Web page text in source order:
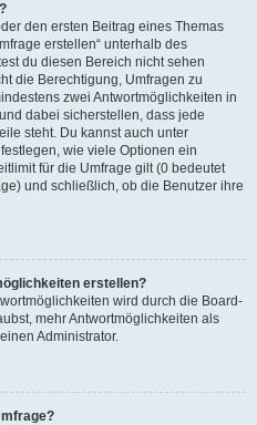
den ersten Beitrag eines Themas
erstellen“ unterhalb des
du diesen Bereich nicht sehen
die Berechtigung, Umfragen zu
zwei Antwortmöglichkeiten in
dabei sicherstellen, dass jede
steht. Du kannst auch unter
wie viele Optionen ein
für die Umfrage gilt (0 bedeutet
und schließlich, ob die Benutzer ihre
erstellen?
wird durch die Board-
mehr Antwortmöglichkeiten als
Administrator.